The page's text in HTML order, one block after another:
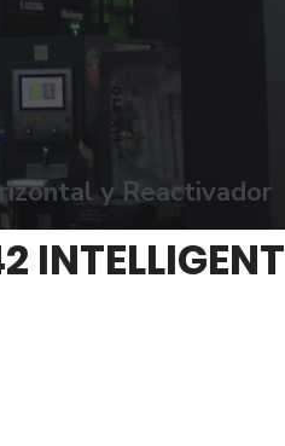
y Reactivador
INTELLIGENT